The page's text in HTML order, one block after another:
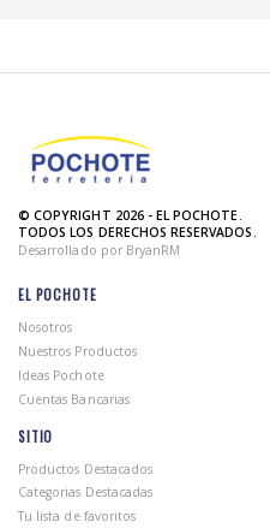
© COPYRIGHT 2026 - EL POCHOTE.
TODOS LOS DERECHOS RESERVADOS.
Desarrollado por BryanRM
EL POCHOTE
Nosotros
Nuestros Productos
Ideas Pochote
Cuentas Bancarias
SITIO
Productos Destacados
Categorias Destacadas
Tu lista de favoritos